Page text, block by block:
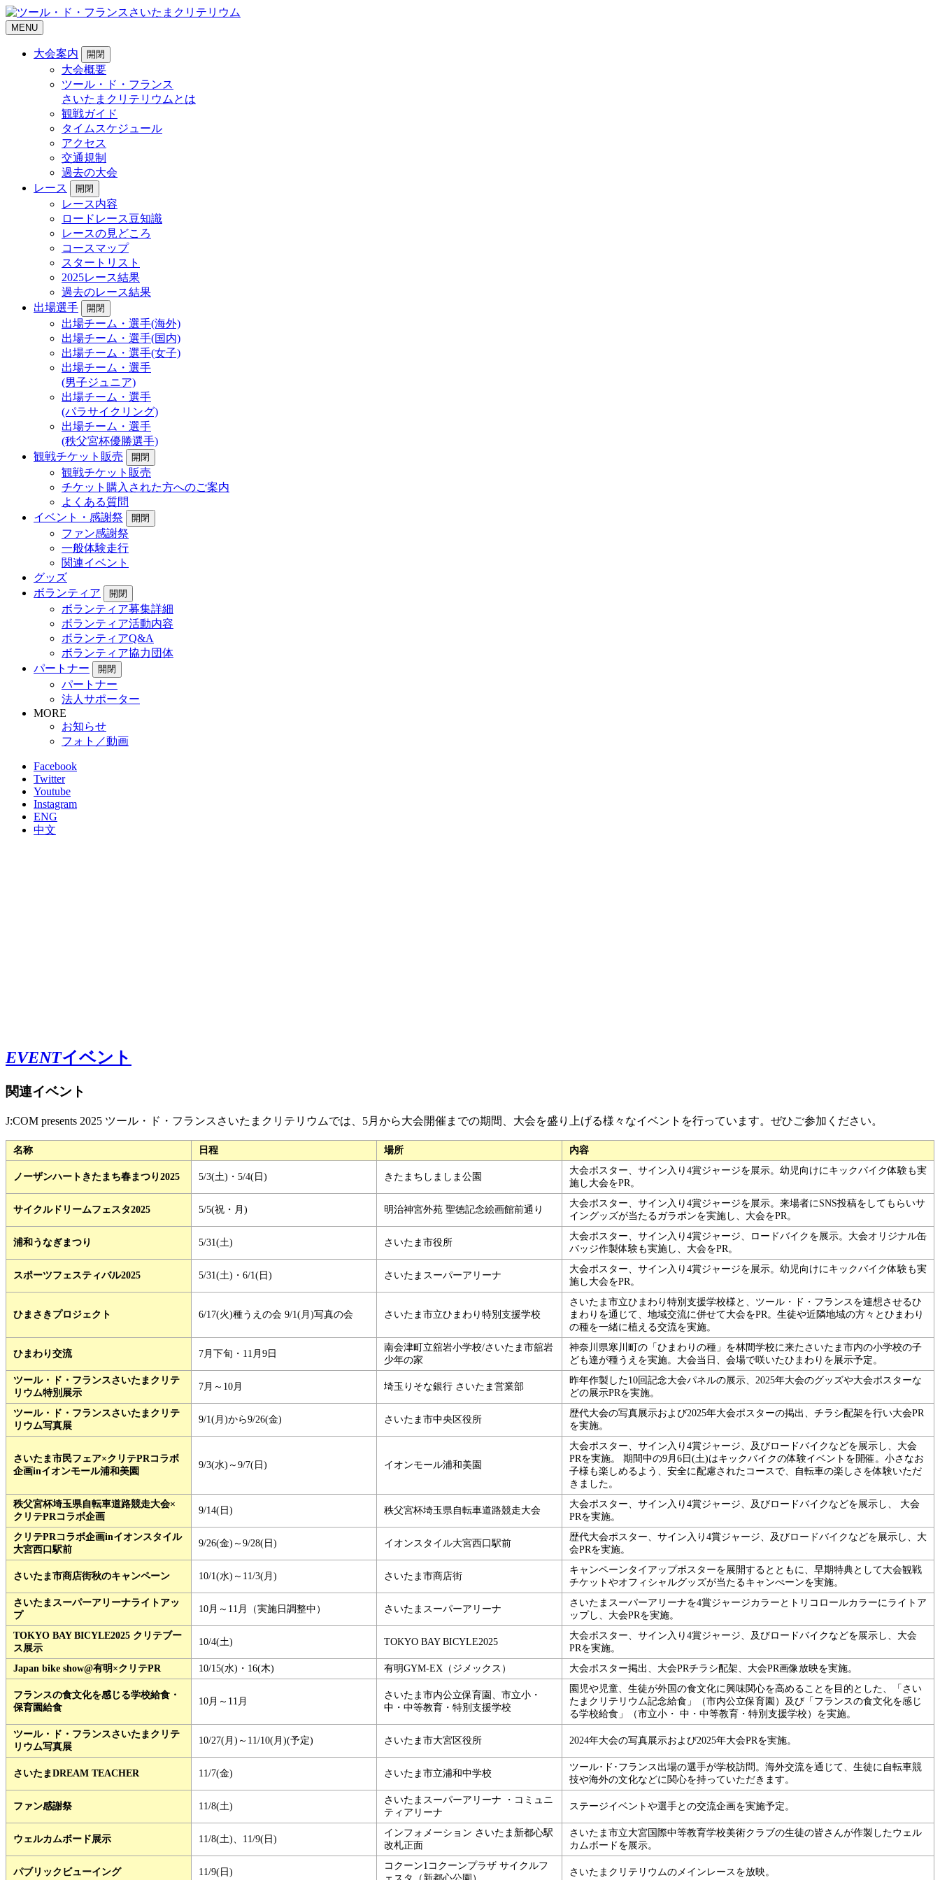
MENU
大会案内 開閉
大会概要
ツール・ド・フランス
さいたまクリテリウムとは
観戦ガイド
タイムスケジュール
アクセス
交通規制
過去の大会
レース
開閉
レース内容
ロードレース豆知識
レースの見どころ
コースマップ
スタートリスト
2025レース結果
過去のレース結果
出場選手
開閉
出場チーム・選手(海外)
出場チーム・選手(国内)
出場チーム・選手(女子)
出場チーム・選手
(男子ジュニア)
出場チーム・選手
(パラサイクリング)
出場チーム・選手
(秩父宮杯優勝選手)
観戦チケット販売
開閉
観戦チケット販売
チケット購入された方へのご案内
よくある質問
イベント・感謝祭
開閉
ファン感謝祭
一般体験走行
関連イベント
グッズ
ボランティア
開閉
ボランティア募集詳細
ボランティア活動内容
ボランティアQ&A
ボランティア協力団体
パートナー
開閉
パートナー
法人サポーター
MORE
お知らせ
フォト／動画
Facebook
Twitter
Youtube
Instagram
ENG
中文
EVENTイベント
関連イベント
J:COM presents 2025 ツール・ド・フランスさいたまクリテリウムでは、5月から大会開催までの期間、大会を盛り上げる様々なイベントを行っています。ぜひご参加ください。
名称 日程 場所 内容
ノーザンハートきたまち春まつり2025 5/3(土)・5/4(日) きたまちしましま公園
大会ポスター、サイン入り4賞ジャージを展示。幼児向けにキックバイク体験も実
施し大会をPR。
サイクルドリームフェスタ2025 5/5(祝・月) 明治神宮外苑 聖徳記念絵画館前通り
大会ポスター、サイン入り4賞ジャージを展示。来場者にSNS投稿をしてもらいサ
イングッズが当たるガラポンを実施し、大会をPR。
浦和うなぎまつり 5/31(土) さいたま市役所
大会ポスター、サイン入り4賞ジャージ、ロードバイクを展示。大会オリジナル缶
バッジ作製体験も実施し、大会をPR。
スポーツフェスティバル2025 5/31(土)・6/1(日) さいたまスーパーアリーナ
大会ポスター、サイン入り4賞ジャージを展示。幼児向けにキックバイク体験も実
施し大会をPR。
ひまさきプロジェクト 6/17(火)種うえの会 9/1(月)写真の会 さいたま市立ひまわり特別支援学校
さいたま市立ひまわり特別支援学校様と、ツール・ド・フランスを連想させるひ
まわりを通じて、地域交流に併せて大会をPR。生徒や近隣地域の方々とひまわり
の種を一緒に植える交流を実施。
ひまわり交流 7月下旬・11月9日
南会津町立舘岩小学校/さいたま市舘岩
少年の家
神奈川県寒川町の「ひまわりの種」を林間学校に来たさいたま市内の小学校の子
ども達が種うえを実施。大会当日、会場で咲いたひまわりを展示予定。
ツール・ド・フランスさいたまクリテ
リウム特別展示
7月～10月 埼玉りそな銀行 さいたま営業部
昨年作製した10回記念大会パネルの展示、2025年大会のグッズや大会ポスターな
どの展示PRを実施。
ツール・ド・フランスさいたまクリテ
リウム写真展
9/1(月)から9/26(金) さいたま市中央区役所
歴代大会の写真展示および2025年大会ポスターの掲出、チラシ配架を行い大会PR
を実施。
さいたま市民フェア×クリテPRコラボ
企画inイオンモール浦和美園
9/3(水)～9/7(日) イオンモール浦和美園
大会ポスター、サイン入り4賞ジャージ、及びロードバイクなどを展示し、大会
PRを実施。 期間中の9月6日(土)はキックバイクの体験イベントを開催。小さなお
子様も楽しめるよう、安全に配慮されたコースで、自転車の楽しさを体験いただ
きました。
秩父宮杯埼玉県自転車道路競走大会×
クリテPRコラボ企画
9/14(日) 秩父宮杯埼玉県自転車道路競走大会
大会ポスター、サイン入り4賞ジャージ、及びロードバイクなどを展示し、 大会
PRを実施。
クリテPRコラボ企画inイオンスタイル
大宮西口駅前
9/26(金)～9/28(日) イオンスタイル大宮西口駅前
歴代大会ポスター、サイン入り4賞ジャージ、及びロードバイクなどを展示し、大
会PRを実施。
さいたま市商店街秋のキャンペーン 10/1(水)～11/3(月) さいたま市商店街
キャンペーンタイアップポスターを展開するとともに、早期特典として大会観戦
チケットやオフィシャルグッズが当たるキャンぺーンを実施。
さいたまスーパーアリーナライトアッ
プ
10月～11月（実施日調整中） さいたまスーパーアリーナ
さいたまスーパーアリーナを4賞ジャージカラーとトリコロールカラーにライトア
ップし、大会PRを実施。
TOKYO BAY BICYLE2025 クリテブー
ス展示
10/4(土) TOKYO BAY BICYLE2025
大会ポスター、サイン入り4賞ジャージ、及びロードバイクなどを展示し、大会
PRを実施。
Japan bike show@有明×クリテPR
10/15(水)・16(木) 有明GYM-EX（ジメックス） 大会ポスター掲出、大会PRチラシ配架、大会PR画像放映を実施。
フランスの食文化を感じる学校給食・
保育園給食
10月～11月
さいたま市内公立保育園、市立小・
中・中等教育・特別支援学校
園児や児童、生徒が外国の食文化に興味関心を高めることを目的とした、「さい
たまクリテリウム記念給食」（市内公立保育園）及び「フランスの食文化を感じ
る学校給食」（市立小・ 中・中等教育・特別支援学校）を実施。
ツール・ド・フランスさいたまクリテ
リウム写真展
10/27(月)～11/10(月)(予定) さいたま市大宮区役所 2024年大会の写真展示および2025年大会PRを実施。
さいたまDREAM TEACHER 11/7(金) さいたま市立浦和中学校
ツール･ド･フランス出場の選手が学校訪問。海外交流を通じて、生徒に自転車競
技や海外の文化などに関心を持っていただきます。
ファン感謝祭 11/8(土)
さいたまスーパーアリーナ ・コミュニ
ティアリーナ
ステージイベントや選手との交流企画を実施予定。
ウェルカムボード展示 11/8(土)、11/9(日)
インフォメーション さいたま新都心駅
改札正面
さいたま市立大宮国際中等教育学校美術クラブの生徒の皆さんが作製したウェル
カムボードを展示。
パブリックビューイング 11/9(日)
コクーン1コクーンプラザ サイクルフ
さいたまクリテリウムのメインレースを放映。